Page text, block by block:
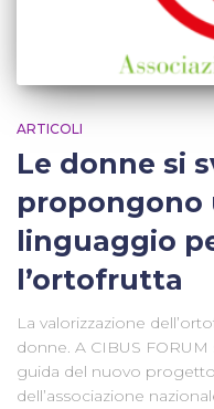
ARTICOLI
Le donne si
propongono
linguaggio
l’ortofrutta
La valorizzazione
donne. A CIBUS
guida del nuovo
dell’associazione